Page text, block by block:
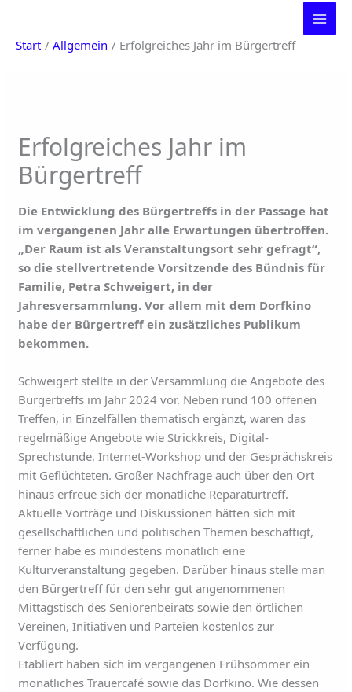
springen
Start Allgemein Erfolgreiches Jahr im Bürgertreff
Erfolgreiches Jahr im
Bürgertreff
Die Entwicklung des Bürgertreffs in der Passage hat
im vergangenen Jahr alle Erwartungen übertroffen.
„Der Raum ist als Veranstaltungsort sehr gefragt“,
so die stellvertretende Vorsitzende des Bündnis für
Familie, Petra Schweigert, in der
Jahresversammlung. Vor allem mit dem Dorfkino
habe der Bürgertreff ein zusätzliches Publikum
bekommen.
Schweigert stellte in der Versammlung die Angebote des
Bürgertreffs im Jahr 2024 vor. Neben rund 100 offenen
Treffen, in Einzelfällen thematisch ergänzt, waren das
regelmäßige Angebote wie Strickkreis, Digital-
Sprechstunde, Internet-Workshop und der Gesprächskreis
mit Geflüchteten. Großer Nachfrage auch über den Ort
hinaus erfreue sich der monatliche Reparaturtreff.
Aktuelle Vorträge und Diskussionen hätten sich mit
gesellschaftlichen und politischen Themen beschäftigt,
ferner habe es mindestens monatlich eine
Kulturveranstaltung gegeben. Darüber hinaus stelle man
den Bürgertreff für den sehr gut angenommenen
Mittagstisch des Seniorenbeirats sowie den örtlichen
Vereinen, Initiativen und Parteien kostenlos zur
Verfügung.
Etabliert haben sich im vergangenen Frühsommer ein
monatliches Trauercafé sowie das Dorfkino. Wie dessen